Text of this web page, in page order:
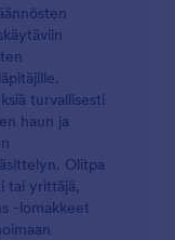
turvallisesti
haun ja
Olitpa
tai yrittäjä,
-lomakkeet